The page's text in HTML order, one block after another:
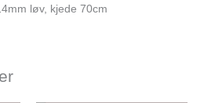
løv, kjede 70cm